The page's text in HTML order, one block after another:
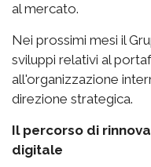
al mercato.
Nei prossimi mesi il
sviluppi relativi al
all'organizzazione
direzione strategica.
Il percorso di
digitale